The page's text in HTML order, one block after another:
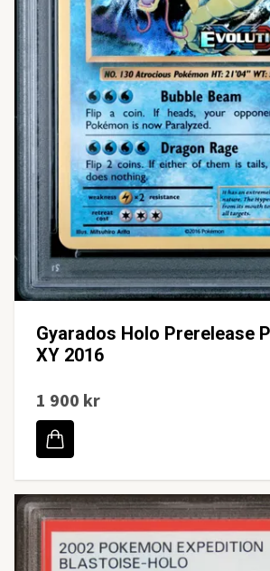
Gyarados Holo Prerelease
XY 2016
1 900 kr